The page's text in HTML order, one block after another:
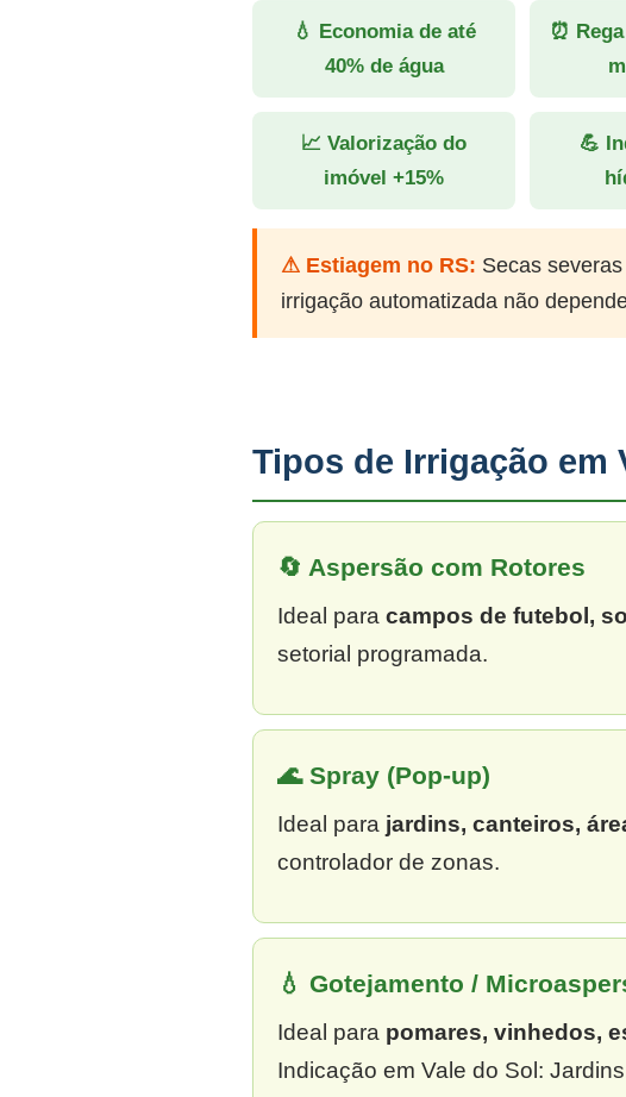
💧 Economia de até
40% de água
⏰
📈 Valorização do
imóvel +15%
💪
⚠ Estiagem no RS: Secas
irrigação automatizada não
Tipos de Irrigação em
🔄 Aspersão com Rotores
Ideal para campos de futebol,
setorial programada.
🌊 Spray (Pop-up)
Ideal para jardins, canteiros,
controlador de zonas.
💧 Gotejamento /
Ideal para pomares, vinhedos,
Indicação em Vale do Sol: